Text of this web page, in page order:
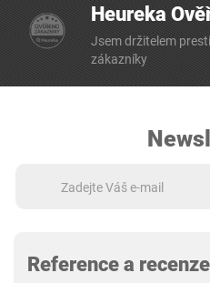
Heureka
Jsem držitelem
zákazníky
Reference a recenze